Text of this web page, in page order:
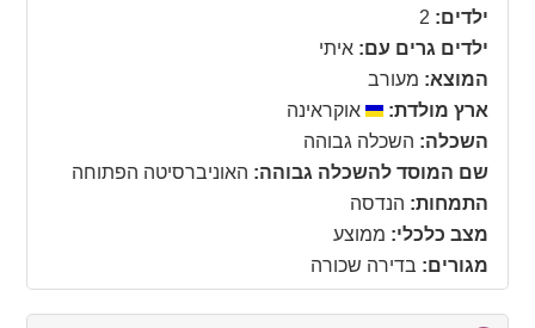
ילדים: 2
ילדים גרים עם: איתי
המוצא: מעורב
ארץ מולדת:
אוקראינה
השכלה: השכלה גבוהה
שם המוסד להשכלה גבוהה: האוניברסיטה הפתוחה
התמחות: הנדסה
מצב כלכלי: ממוצע
מגורים: בדירה שכורה